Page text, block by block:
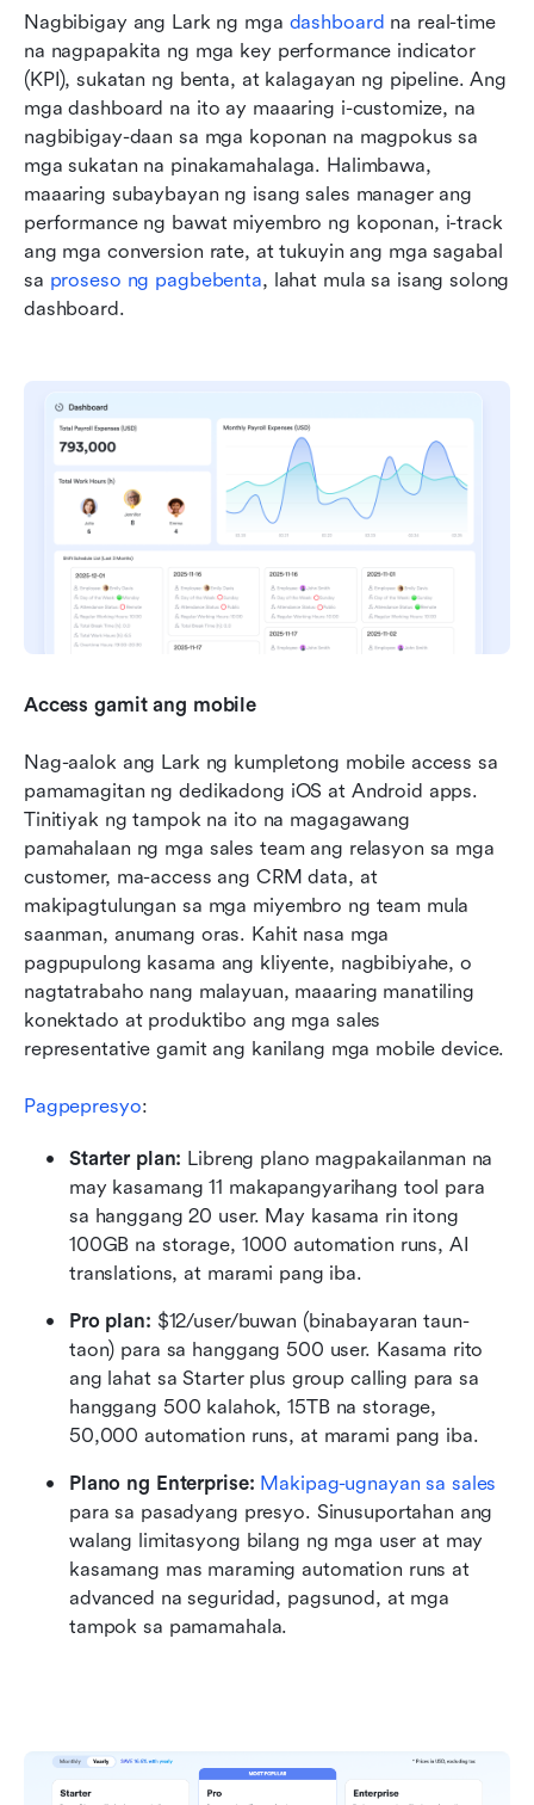
Nagbibigay ang Lark ng mga dashboard na real-time
na nagpapakita ng mga key performance indicator
(KPI), sukatan ng benta, at kalagayan ng pipeline. Ang
mga dashboard na ito ay maaaring i-customize, na
nagbibigay-daan sa mga koponan na magpokus sa
mga sukatan na pinakamahalaga. Halimbawa,
maaaring subaybayan ng isang sales manager ang
performance ng bawat miyembro ng koponan, i-track
ang mga conversion rate, at tukuyin ang mga sagabal
sa proseso ng pagbebenta, lahat mula sa isang solong
dashboard.
Access gamit ang mobile
Nag-aalok ang Lark ng kumpletong mobile access sa
pamamagitan ng dedikadong iOS at Android apps.
Tinitiyak ng tampok na ito na magagawang
pamahalaan ng mga sales team ang relasyon sa mga
customer, ma-access ang CRM data, at
makipagtulungan sa mga miyembro ng team mula
saanman, anumang oras. Kahit nasa mga
pagpupulong kasama ang kliyente, nagbibiyahe, o
nagtatrabaho nang malayuan, maaaring manatiling
konektado at produktibo ang mga sales
representative gamit ang kanilang mga mobile device.
Pagpepresyo:
Starter plan: Libreng plano magpakailanman na
may kasamang 11 makapangyarihang tool para
sa hanggang 20 user. May kasama rin itong
100GB na storage, 1000 automation runs, AI
translations, at marami pang iba.
Pro plan: $12/user/buwan (binabayaran taun-
taon) para sa hanggang 500 user. Kasama rito
ang lahat sa Starter plus group calling para sa
hanggang 500 kalahok, 15TB na storage,
50,000 automation runs, at marami pang iba.
Plano ng Enterprise: Makipag-ugnayan sa sales
para sa pasadyang presyo. Sinusuportahan ang
walang limitasyong bilang ng mga user at may
kasamang mas maraming automation runs at
advanced na seguridad, pagsunod, at mga
tampok sa pamamahala.